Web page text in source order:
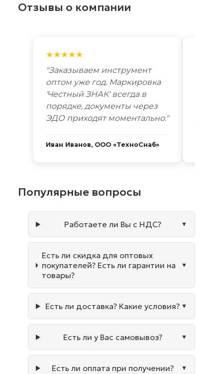
Отзывы о компании
★★★★★
"Заказываем инструмент
оптом уже год. Маркировка
'Честный ЗНАК' всегда в
порядке, документы через
ЭДО приходят моментально."
Иван Иванов, ООО «ТехноСнаб»
Популярные вопросы
Работаете ли Вы с НДС?
Есть ли скидка для оптовых
покупателей? Есть ли гарантии на
товары?
Есть ли доставка? Какие условия?
Есть ли у Вас самовывоз?
Есть ли оплата при получении?